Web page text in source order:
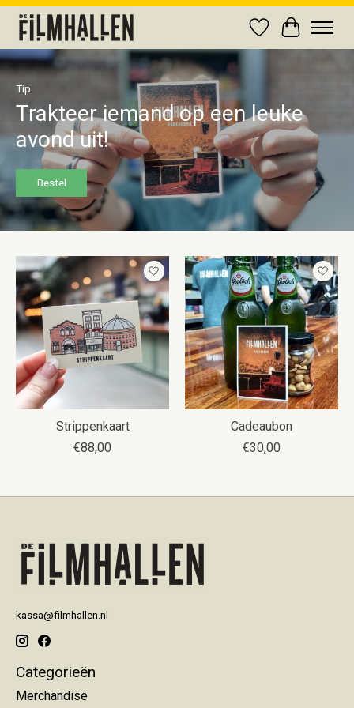
Verlanglijst
Hero slideshow items
Tip
Trakteer iemand op een leuke
avond uit!
Bestel
Items van productcarrousel
Strippenkaart
€88,00
Cadeaubon
€30,00
kassa@filmhallen.nl
Categorieën
Merchandise